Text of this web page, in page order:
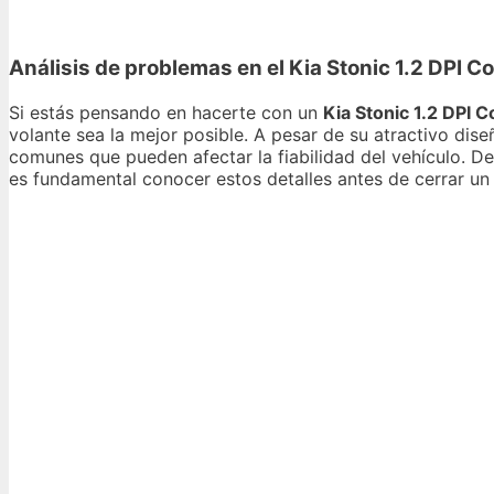
Análisis de problemas en el Kia Stonic 1.2 DPI
Si estás pensando en hacerte con un Kia Stonic 1.2 DPI
volante sea la mejor posible. A pesar de su atractivo
comunes que pueden afectar la fiabilidad del vehículo.
es fundamental conocer estos detalles antes de cerrar